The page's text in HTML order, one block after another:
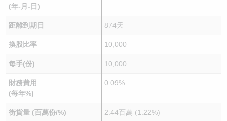
(年-月-日)
距離到期日 874天
換股比率 10,000
每手(份) 10,000
財務費用
(每年%)
0.09%
街貨量 (百萬份/%) 2.44百萬 (1.22%)